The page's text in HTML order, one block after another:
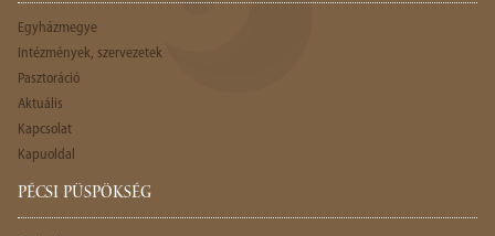
Egyházmegye
Intézmények, szervezetek
Pasztoráció
Aktuális
Kapcsolat
Kapuoldal
PÉCSI PÜSPÖKSÉG